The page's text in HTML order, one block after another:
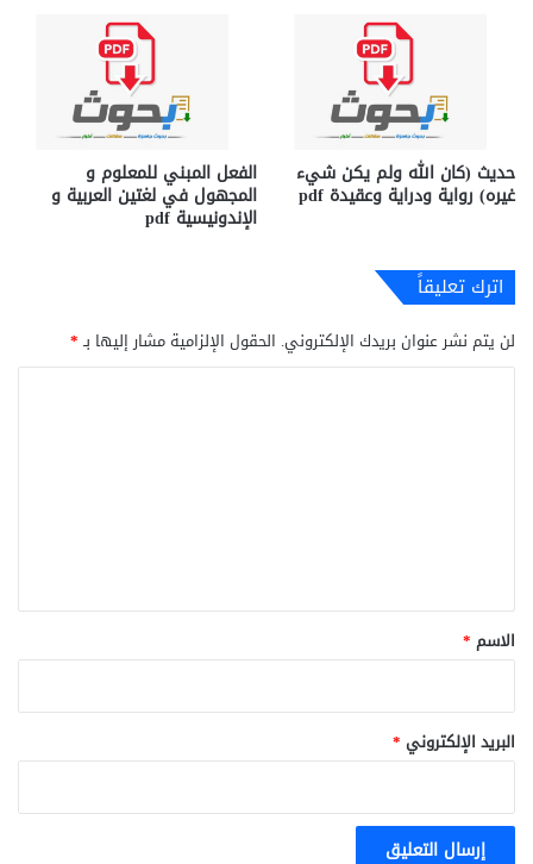
حديث (كان الله ولم يكن شيء
غيره) رواية ودراية وعقيدة pdf
الفعل المبني للمعلوم و
المجهول في لغتين العربية و
الإندونيسية pdf
اترك تعليقاً
لن يتم نشر عنوان بريدك الإلكتروني. الحقول الإلزامية مشار إليها بـ*
*
الاسم *
البريد الإلكتروني *